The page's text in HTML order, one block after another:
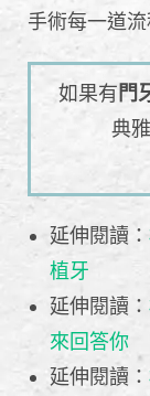
手術每一道流
如果有門
典
延伸閱讀：
植牙
延伸閱讀：
來回答你
延伸閱讀：